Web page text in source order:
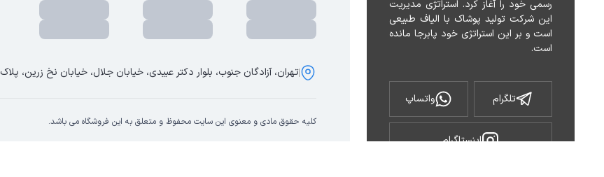
است.
تلگرام واتساپ
اینستاگرام
تهران، آزادگان جنوب، بلوار دکتر عبیدی، خیابان جلال، خیابان نخ زرین، پلاک 3
کلیه حقوق مادی و معنوی این سایت محفوظ و متعلق به این فروشگاه می باشد.